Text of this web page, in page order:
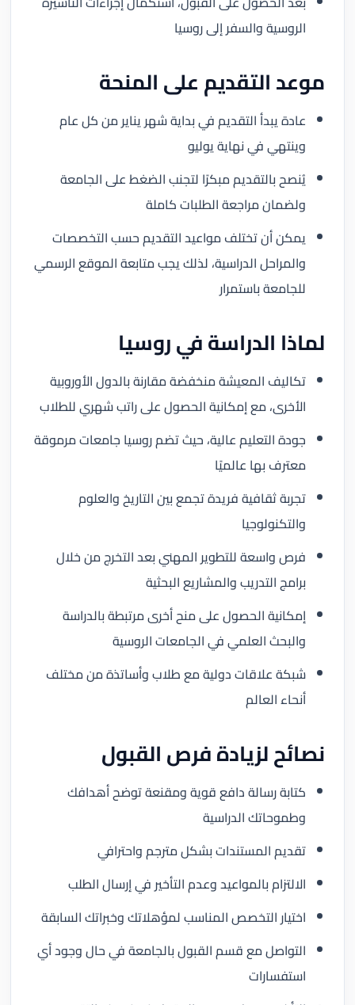
الروسية والسفر إلى روسيا
موعد التقديم على المنحة
عادة يبدأ التقديم في بداية شهر يناير من كل عام
وينتهي في نهاية يوليو
يُنصح بالتقديم مبكرًا لتجنب الضغط على الجامعة
ولضمان مراجعة الطلبات كاملة
يمكن أن تختلف مواعيد التقديم حسب التخصصات
والمراحل الدراسية، لذلك يجب متابعة الموقع الرسمي
للجامعة باستمرار
لماذا الدراسة في روسيا
تكاليف المعيشة منخفضة مقارنة بالدول الأوروبية
الأخرى، مع إمكانية الحصول على راتب شهري للطلاب
جودة التعليم عالية، حيث تضم روسيا جامعات مرموقة
معترف بها عالميًا
تجربة ثقافية فريدة تجمع بين التاريخ والعلوم
والتكنولوجيا
فرص واسعة للتطوير المهني بعد التخرج من خلال
برامج التدريب والمشاريع البحثية
إمكانية الحصول على منح أخرى مرتبطة بالدراسة
والبحث العلمي في الجامعات الروسية
شبكة علاقات دولية مع طلاب وأساتذة من مختلف
أنحاء العالم
نصائح لزيادة فرص القبول
كتابة رسالة دافع قوية ومقنعة توضح أهدافك
وطموحاتك الدراسية
تقديم المستندات بشكل مترجم واحترافي
الالتزام بالمواعيد وعدم التأخير في إرسال الطلب
اختيار التخصص المناسب لمؤهلاتك وخبراتك السابقة
التواصل مع قسم القبول بالجامعة في حال وجود أي
استفسارات